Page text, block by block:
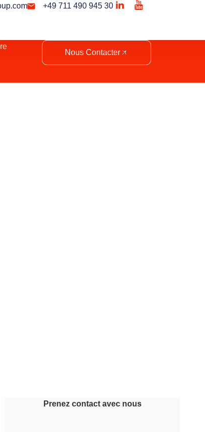
+49 711 490 945 30
Nous Contacter
Prenez contact avec nous